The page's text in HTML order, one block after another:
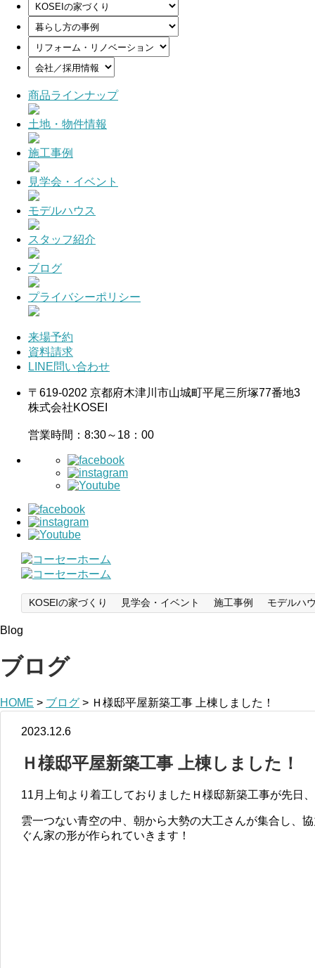
商品ラインナップ
土地・物件情報
施工事例
見学会・イベント
モデルハウス
スタッフ紹介
ブログ
プライバシーポリシー
来場予約
資料請求
LINE問い合わせ
〒619-0202 京都府木津川市山城町平尾三所塚77番地3
株式会社KOSEI
営業時間：8:30～18：00
KOSEIの家づくり 見学会・イベント 施工事例 モデルハ
Blog
ブログ
HOME > ブログ > Ｈ様邸平屋新築工事 上棟しました！
2023.12.6
Ｈ様邸平屋新築工事 上棟しました！
11月上旬より着工しておりましたＨ様邸新築工事が先日
雲一つない青空の中、朝から大勢の大工さんが集合し、
ぐん家の形が作られていきます！